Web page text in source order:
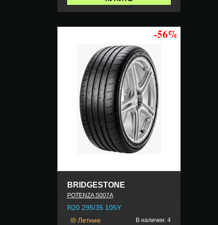
-56%
BRIDGESTONE
POTENZA S007A
R20 295/35 105Y
Летние
В наличии: 4